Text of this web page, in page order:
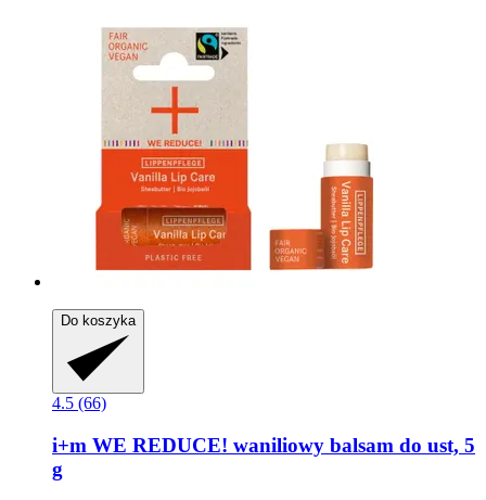
Do koszyka
4.5 (66)
i+m WE REDUCE! waniliowy balsam do ust, 5
g